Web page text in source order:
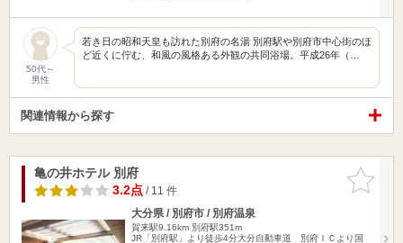
50代～
男性
若き日の昭和天皇も訪れた別府の名湯 別府駅や別府市中心街のほ
ど近くに佇む、和風の風格ある外観の共同浴場。平成26年（…
関連情報から探す
お気に入
りに追加
亀の井ホテル 別府
3.2点/ 11 件
大分県 / 別府市 / 別府温泉
賀来駅9.16km 別府駅351m
JR「別府駅」より徒歩4分大分自動車道 別府ＩＣより国